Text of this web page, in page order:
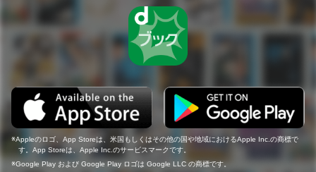
Appleのロゴ、App Storeは、米国もしくはその他の国や地域におけるApple Inc.の商標で
す。App Storeは、Apple Inc.のサービスマークです。
Google Play および Google Play ロゴは Google LLC の商標です。